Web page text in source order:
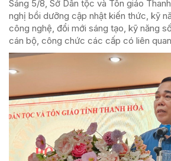
Sáng 5/8, Sở Dân tộc và Tôn giáo
nghị bồi dưỡng cập nhật kiến thức, kỹ
công nghệ, đổi mới sáng tạo, kỹ năng
cán bộ, công chức các cấp có liên